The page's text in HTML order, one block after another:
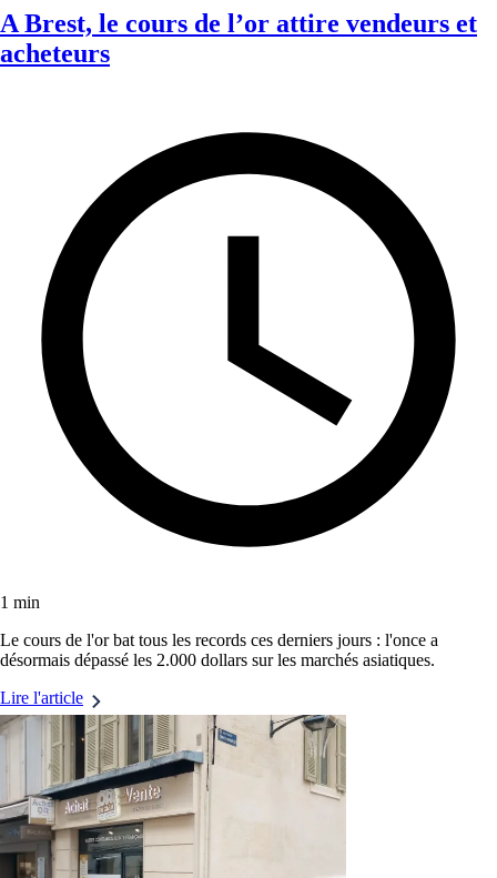
A Brest, le cours de l’or attire vendeurs et
acheteurs
1 min
Le cours de l'or bat tous les records ces derniers jours : l'once a
désormais dépassé les 2.000 dollars sur les marchés asiatiques.
Lire l'article